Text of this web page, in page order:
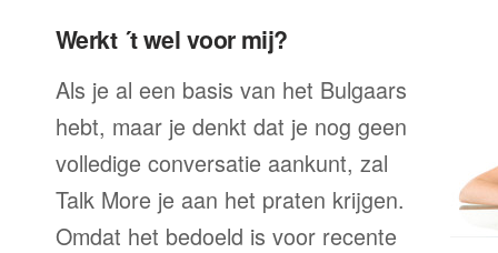
Werkt ´t wel voor mij?
Als je al een basis van het Bulgaars
hebt, maar je denkt dat je nog geen
volledige conversatie aankunt, zal
Talk More je aan het praten krijgen.
Omdat het bedoeld is voor recente